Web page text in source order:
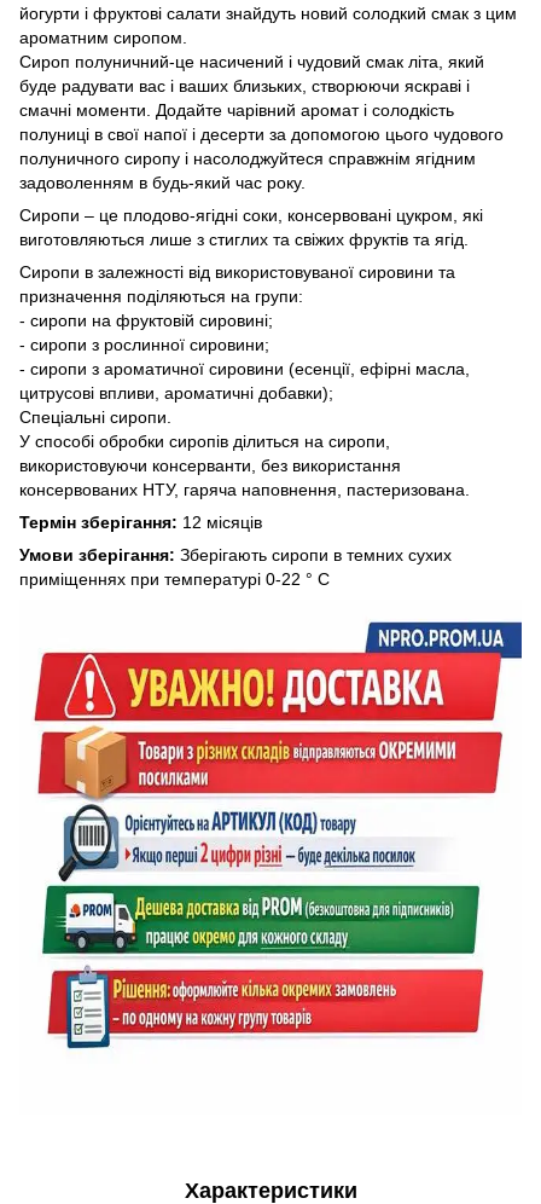
йогурти і фруктові салати знайдуть новий солодкий смак з цим
ароматним сиропом.
Сироп полуничний-це насичений і чудовий смак літа, який
буде радувати вас і ваших близьких, створюючи яскраві і
смачні моменти. Додайте чарівний аромат і солодкість
полуниці в свої напої і десерти за допомогою цього чудового
полуничного сиропу і насолоджуйтеся справжнім ягідним
задоволенням в будь-який час року.
Сиропи – це плодово-ягідні соки, консервовані цукром, які
виготовляються лише з стиглих та свіжих фруктів та ягід.
Сиропи в залежності від використовуваної сировини та
призначення поділяються на групи:
- сиропи на фруктовій сировині;
- сиропи з рослинної сировини;
- сиропи з ароматичної сировини (есенції, ефірні масла,
цитрусові впливи, ароматичні добавки);
Спеціальні сиропи.
У способі обробки сиропів ділиться на сиропи,
використовуючи консерванти, без використання
консервованих НТУ, гаряча наповнення, пастеризована.
Термін зберігання: 12 місяців
Умови зберігання: Зберігають сиропи в темних сухих
приміщеннях при температурі 0-22 ° С
Характеристики